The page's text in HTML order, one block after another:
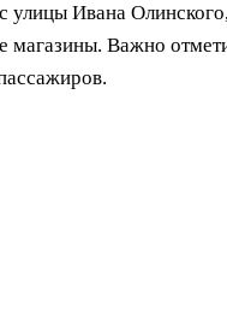
улицы Ивана
Важно